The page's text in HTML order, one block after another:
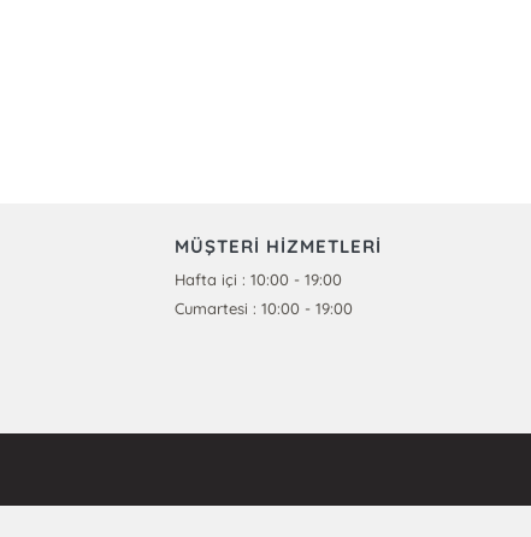
MÜŞTERİ HİZMETLERİ
Hafta içi : 10:00 - 19:00
Cumartesi : 10:00 - 19:00